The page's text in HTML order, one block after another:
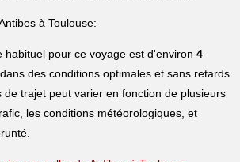
à Toulouse:
habituel pour ce voyage est d'environ4
des conditions optimales et sans retards
de trajet peut varier en fonction de plusieurs
les conditions météorologiques, et